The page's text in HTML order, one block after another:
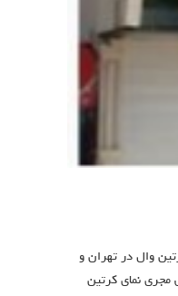
وال در تهران و
مجری نمای کرتین